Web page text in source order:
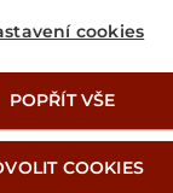
cookies
POPŘÍT VŠE
COOKIES